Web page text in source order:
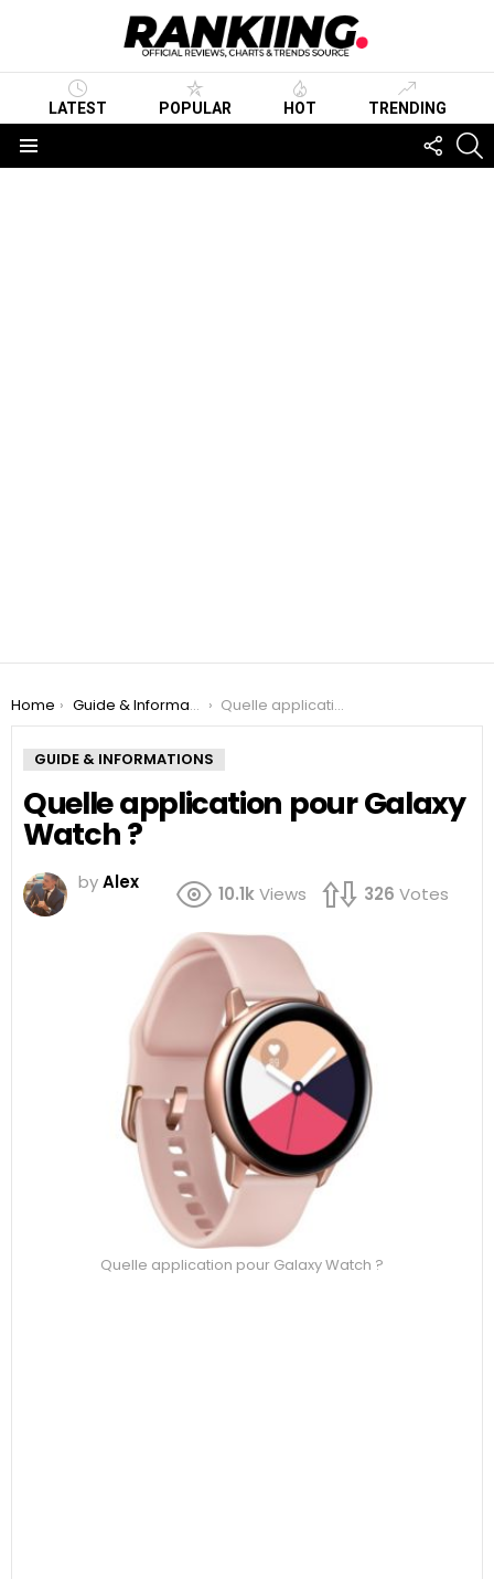
LATEST POPULAR HOT TRENDING
US
You are here:
Home Guide & Informations Quelle application pour Galaxy Watch ?
GUIDE & INFORMATIONS
Quelle application pour Galaxy
Watch ?
byAlex
10.1kViews 326 Votes
Quelle application pour Galaxy Watch ?